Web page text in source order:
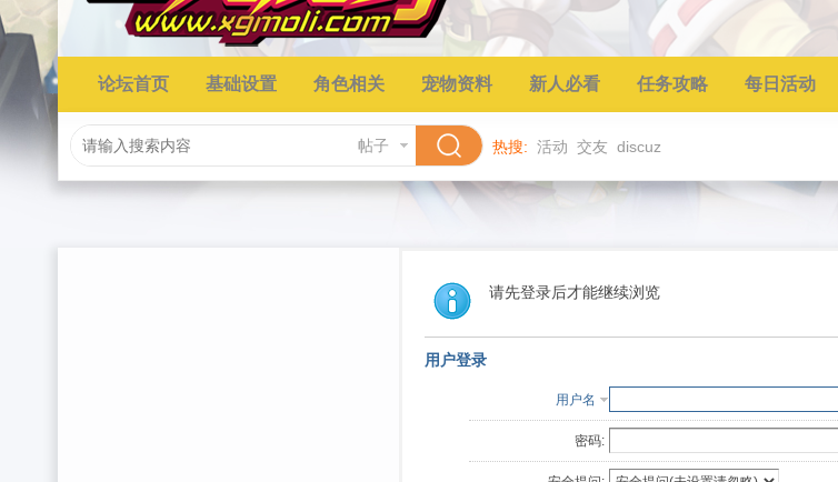
论坛首页 基础设置 角色相关 宠物资料 新人必看 任务攻略 每日活动
帖子 热搜: 活动 交友 discuz
请先登录后才能继续浏览
用户登录
用户名
密码: